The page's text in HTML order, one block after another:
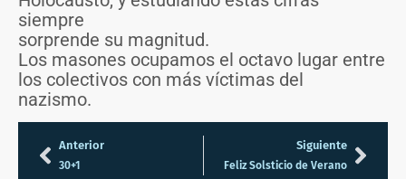
siempre
sorprende su magnitud.
Los masones ocupamos el octavo lugar entre
los colectivos con más víctimas del
nazismo.
Anterior
30+1
Siguiente
Feliz Solsticio de Verano